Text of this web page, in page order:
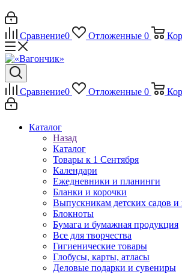
Сравнение0 Отложенные 0
Сравнение0 Отложенные 0
Каталог
Назад
Каталог
Товары к 1 Сентября
Календари
Ежедневники и планинги
Бланки и корочки
Выпускникам детских садов и
Блокноты
Бумага и бумажная продукция
Все для творчества
Гигиенические товары
Глобусы, карты, атласы
Деловые подарки и сувениры